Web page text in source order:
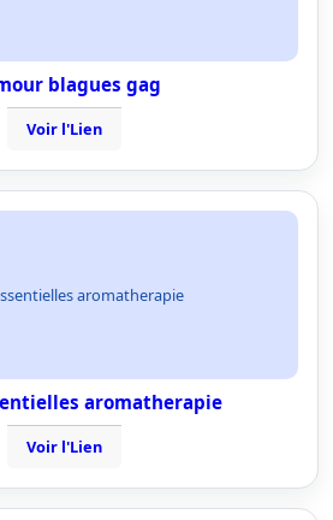
blagues gag
Voir l'Lien
aromatherapie
aromatherapie
Voir l'Lien